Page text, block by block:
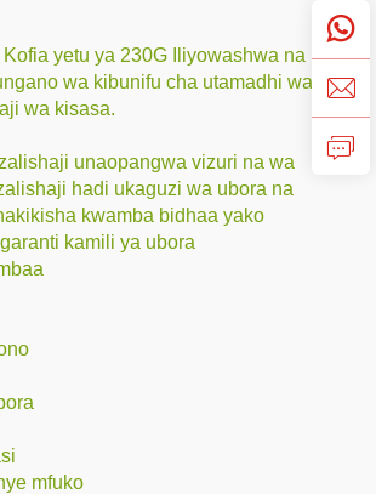
yetu ya 230G Iliyowashwa na
wa kibunifu cha utamadhi wa
wa kisasa.
unaopangwa vizuri na wa
hadi ukaguzi wa ubora na
kwamba bidhaa yako
kamili ya ubora
mfuko